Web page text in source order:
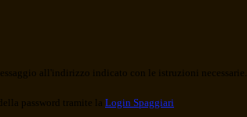
all'indirizzo indicato con le istruzioni necessarie.
password tramite la Login Spaggiari